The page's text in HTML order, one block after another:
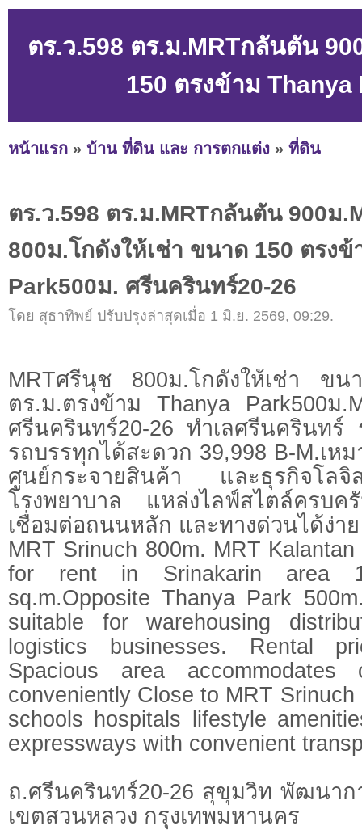
ตร.ว.598 ตร.ม.MRTกลันตัน
150 ตรงข้าม
หน้าแรก » บ้าน ที่ดิน และ การตกแต่ง » ที่ดิน
ตร.ว.598 ตร.ม.MRTกลันตัน 900ม
800ม.โกดังให้เช่า ขนาด 150 ตรงข้
Park500ม. ศรีนครินทร์20-26
โดย สุธาทิพย์ ปรับปรุงล่าสุดเมื่อ 1 มิ.ย. 2569, 09:29.
MRTศรีนุช 800ม.โกดังให้เช่า ข
ตร.ม.ตรงข้าม Thanya Park500ม
ศรีนครินทร์20-26 ทำเลศรีนครินทร์
รถบรรทุกได้สะดวก 39,998 B-M.เห
ศูนย์กระจายสินค้า และธุรกิจโลจิ
โรงพยาบาล แหล่งไลฟ์สไตล์ครบค
เชื่อมต่อถนนหลัก และทางด่วนได้ง่าย
MRT Srinuch 800m. MRT
for rent in Srinakarin area
sq.m.Opposite Thanya Park
suitable for warehousing
logistics businesses. Rental
Spacious area
conveniently Close to MRT
schools hospitals lifestyle
expressways with convenient
ถ.ศรีนครินทร์20-26 สุขุมวิท พัฒนา
เขตสวนหลวง กรุงเทพมหานคร